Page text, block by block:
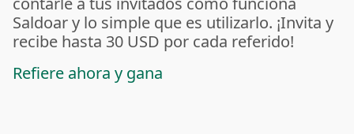
Saldoar y lo simple que es utilizarlo. ¡Invita y
recibe hasta 30 USD por cada referido!
Refiere ahora y gana